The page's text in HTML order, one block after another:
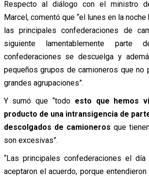
Respecto al diálogo con el ministro
Marcel, comentó que “el lunes en la noche
las principales confederaciones de
siguiente lamentablemente
confederaciones se descuelga y
pequeños grupos de camioneros que no
grandes agrupaciones”.
Y sumó que “todo esto que hemos
producto de una intransigencia de
descolgados de camioneros que
son excesivas”.
“Las principales confederaciones el
aceptaron el acuerdo, porque